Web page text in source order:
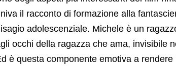
il racconto di formazione alla
adolescenziale. Michele è un
occhi della ragazza che ama, invisibile
è questa componente emotiva a